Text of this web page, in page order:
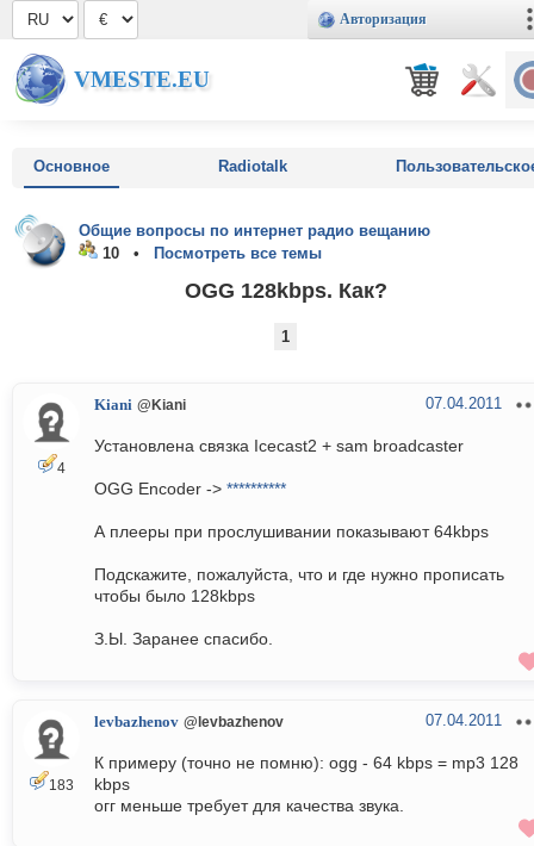
Авторизация
VMESTE.EU
Основное Radiotalk
Общие вопросы по интернет радио вещанию
10 •
Посмотреть все темы
OGG 128kbps. Как?
1
4
Kiani @Kiani 07.04.2011
Установлена связка Icecast2 + sam broadcaster
OGG Encoder -> **********
А плееры при прослушивании показывают 64kbps
Подскажите, пожалуйста, что и где нужно прописать
чтобы было 128kbps
З.Ы. Заранее спасибо.
183
levbazhenov @levbazhenov 07.04.2011
К примеру (точно не помню): ogg - 64 kbps = mp3 128
kbps
огг меньше требует для качества звука.